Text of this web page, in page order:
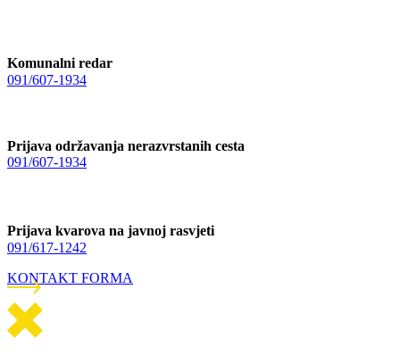
Komunalni redar
091/607-1934
Prijava održavanja nerazvrstanih cesta
091/607-1934
Prijava kvarova na javnoj rasvjeti
091/617-1242
KONTAKT FORMA